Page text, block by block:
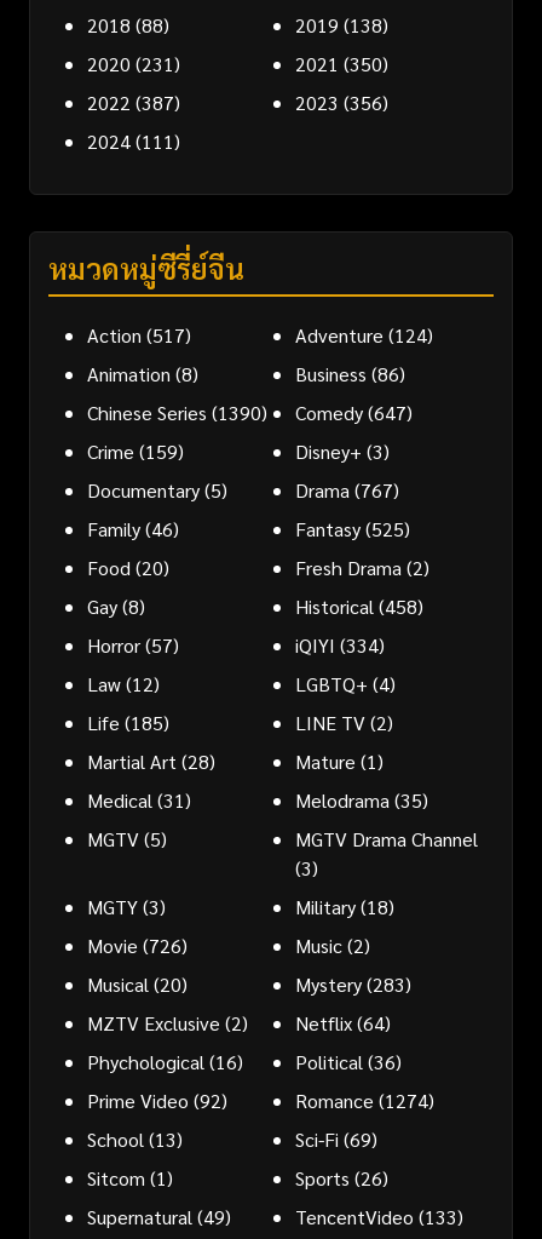
2018 (88) 2019 (138)
2020 (231) 2021 (350)
2022 (387) 2023 (356)
2024(111)
หมวดหมู่ซีรี่ย์จีน
Action (517) Adventure (124)
Animation (8) Business (86)
Chinese Series (1390) Comedy(647)
Crime (159) Disney+ (3)
Documentary(5) Drama (767)
Family(46) Fantasy(525)
Food (20) Fresh Drama (2)
Gay(8) Historical (458)
Horror(57) iQIYI (334)
Law(12) LGBTQ+ (4)
Life (185) LINE TV(2)
Martial Art (28) Mature (1)
Medical (31) Melodrama (35)
MGTV(5)
MGTV Drama Channel
(3)
MGTY(3) Military(18)
Movie (726) Music(2)
Musical (20) Mystery(283)
MZTV Exclusive (2) Netflix(64)
Phychological (16) Political (36)
Prime Video (92) Romance (1274)
School (13) Sci-Fi (69)
Sitcom (1) Sports (26)
Supernatural (49) TencentVideo (133)